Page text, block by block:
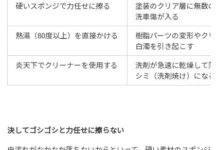
硬いスポンジで力任せに擦る
塗装のクリア層に無数の
洗車傷が入る
熱湯（80度以上）を直接かける
樹脂パーツの変形やクリ
白濁を引き起こす
炎天下でクリーナーを使用する
洗剤が急速に乾燥して落
シミ（洗剤焼け）になる
決してゴシゴシと力任せに擦らない